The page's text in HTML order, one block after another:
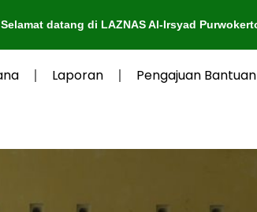
di LAZNAS Al-Irsyad Purwokerto
Laporan Pengajuan Bantuan